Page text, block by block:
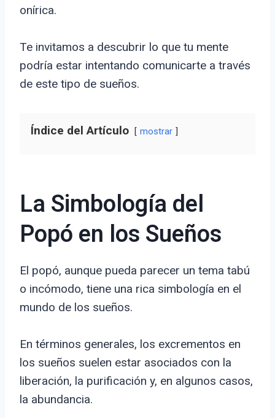
onírica.
Te invitamos a descubrir lo que tu mente
podría estar intentando comunicarte a través
de este tipo de sueños.
Índice del Artículo mostrar
La Simbología del
Popó en los Sueños
El popó, aunque pueda parecer un tema tabú
o incómodo, tiene una rica simbología en el
mundo de los sueños.
En términos generales, los excrementos en
los sueños suelen estar asociados con la
liberación, la purificación y, en algunos casos,
la abundancia.